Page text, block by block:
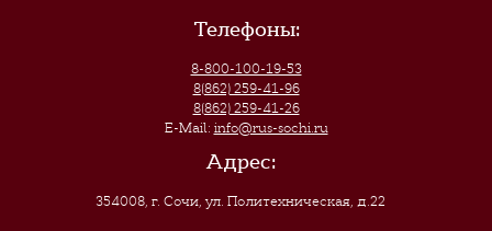
Телефоны:
8-800-100-19-53
8(862) 259-41-96
8(862) 259-41-26
E-Mail: info@rus-sochi.ru
Адрес:
354008, г. Сочи,ул. Политехническая, д.22